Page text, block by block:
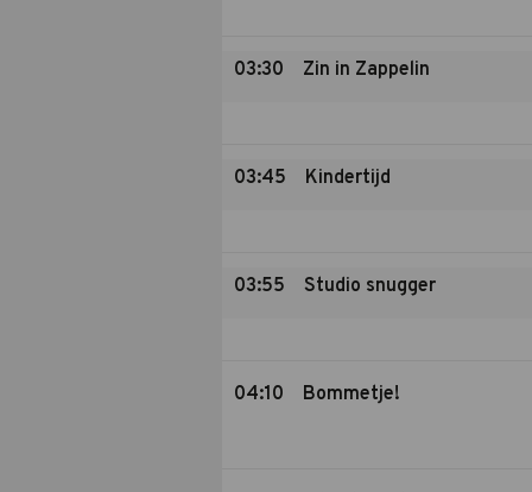
03:30 Zin in Zappelin
03:45 Kindertijd
03:55 Studio snugger
04:10 Bommetje!